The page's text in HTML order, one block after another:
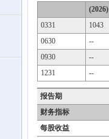
(2026)
0331
1043
0630
--
0930
--
1231
--
报告期
财务指标
每股收益